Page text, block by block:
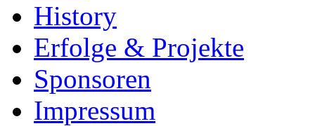
History
Erfolge & Projekte
Sponsoren
Impressum